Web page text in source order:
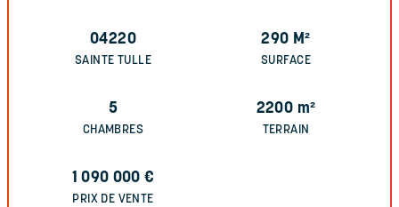
04220
SAINTE TULLE
290 M²
SURFACE
5
CHAMBRES
2200 m²
TERRAIN
1 090 000€
PRIX DE VENTE